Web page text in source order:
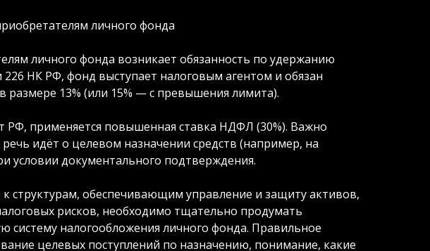
личного фонда
личного фонда возникает обязанность по удержанию
НК РФ, фонд выступает налоговым агентом и обязан
размере 13% (или 15% — с превышения лимита).
РФ, применяется повышенная ставка НДФЛ (30%). Важно
идёт о целевом назначении средств (например, на
условии документального подтверждения.
структурам, обеспечивающим управление и защиту активов,
рисков, необходимо тщательно продумать
налогообложения личного фонда. Правильное
целевых поступлений по назначению, понимание, какие